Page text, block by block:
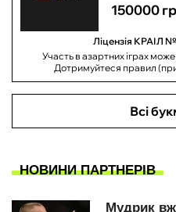
150000
Ліцензія КРАІЛ
Участь в азартних іграх
Дотримуйтеся правил
Всі